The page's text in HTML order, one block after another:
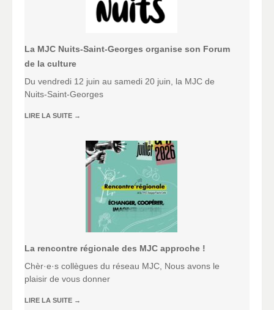
La MJC Nuits-Saint-Georges organise son Forum
de la culture
Du vendredi 12 juin au samedi 20 juin, la MJC de
Nuits-Saint-Georges
LIRE LA SUITE →
La rencontre régionale des MJC approche !
Chèr·e·s collègues du réseau MJC, Nous avons le
plaisir de vous donner
LIRE LA SUITE →